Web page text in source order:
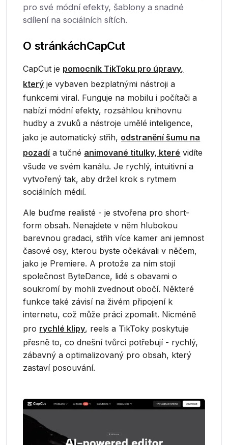
pro své módní efekty, šablony a snadné
sdílení na sociálních sítích.
O stránkáchCapCut
CapCut je pomocník TikToku pro úpravy,
který je vybaven bezplatnými nástroji a
funkcemi viral. Funguje na mobilu i počítači a
nabízí módní efekty, rozsáhlou knihovnu
hudby a zvuků a nástroje umělé inteligence,
jako je automatický střih, odstranění šumu na
pozadí a tučné animované titulky, které vidíte
všude ve svém kanálu. Je rychlý, intuitivní a
vytvořený tak, aby držel krok s rytmem
sociálních médií.
Ale buďme realisté - je stvořena pro short-
form obsah. Nenajdete v něm hlubokou
barevnou gradaci, střih více kamer ani jemnost
časové osy, kterou byste očekávali v něčem,
jako je Premiere. A protože za ním stojí
společnost ByteDance, lidé s obavami o
soukromí by mohli zvednout obočí. Některé
funkce také závisí na živém připojení k
internetu, což může práci zpomalit. Nicméně
pro rychlé klipy, reels a TikToky poskytuje
přesně to, co dnešní tvůrci potřebují - rychlý,
zábavný a optimalizovaný pro obsah, který
zastaví posouvání.